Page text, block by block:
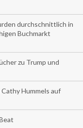
durchschnittlich in
Buchmarkt
zu Trump und
Hummels auf